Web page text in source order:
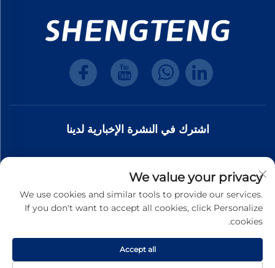
اشترك في النشرة الإخبارية لدينا
والتحديثات، والرؤى من فريقنا.
We value your privacy
We use cookies and similar tools to provide our services.
If you don't want to accept all cookies, click Personalize
cookies.
Accept all